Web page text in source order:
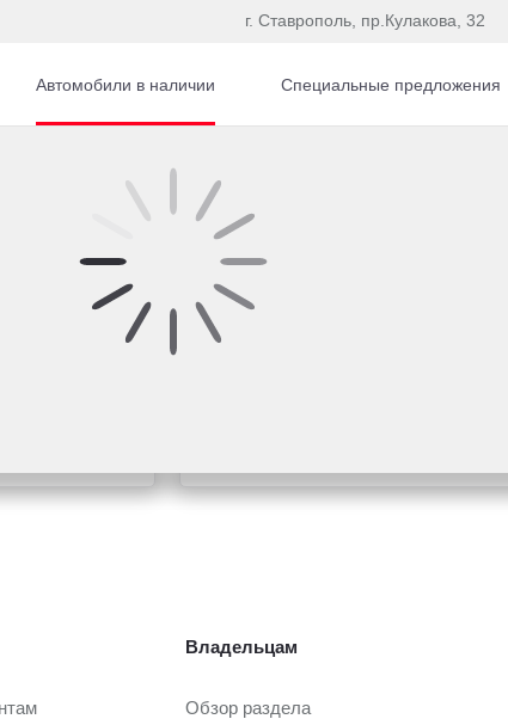
г. Ставрополь, пр.Кулакова, 32
Автомобили в наличии Специальные предложения
Владельцам
Обзор раздела